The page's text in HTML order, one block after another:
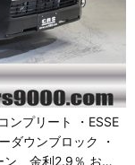
ンプリート ・ESSE
ダウンブロック ・
ン 金利2.9％ お…